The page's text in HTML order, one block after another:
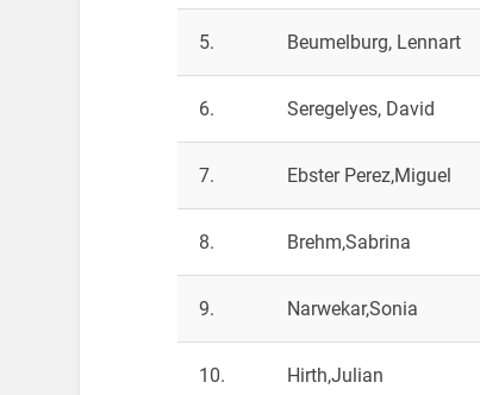
5. Beumelburg, Lennart
6. Seregelyes, David
7. Ebster Perez,Miguel
8. Brehm,Sabrina
9. Narwekar,Sonia
10. Hirth,Julian